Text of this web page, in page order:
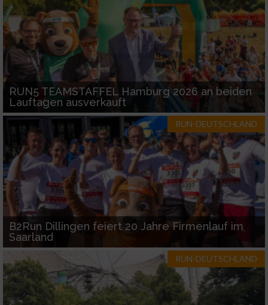
RUN5 TEAMSTAFFEL Hamburg 2026 an beiden
Lauftagen ausverkauft
RUN-DEUTSCHLAND
B2Run Dillingen feiert 20 Jahre Firmenlauf im
Saarland
RUN-DEUTSCHLAND